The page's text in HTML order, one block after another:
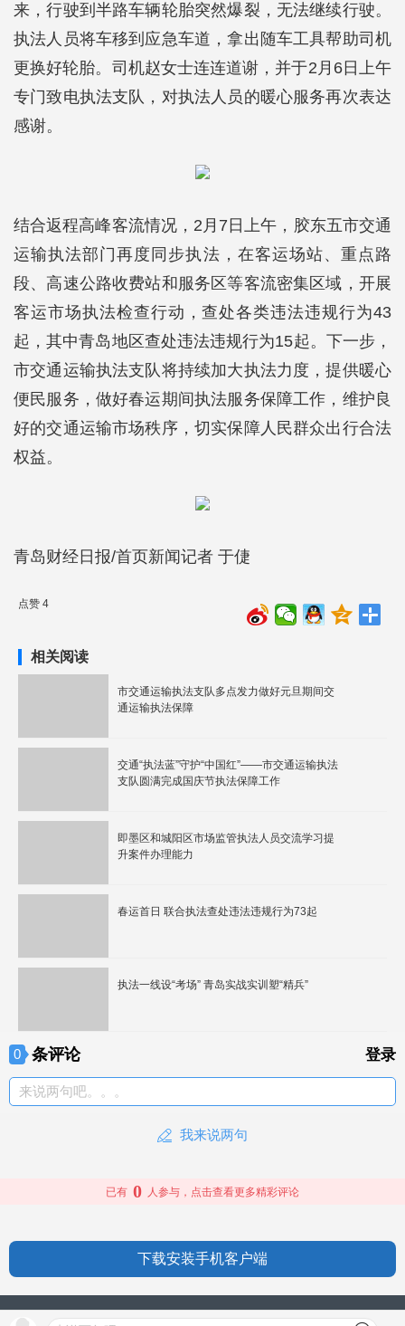
来，行驶到半路车辆轮胎突然爆裂，无法继续行驶。
执法人员将车移到应急车道，拿出随车工具帮助司机
更换好轮胎。司机赵女士连连道谢，并于2月6日上午
专门致电执法支队，对执法人员的暖心服务再次表达
感谢。
结合返程高峰客流情况，2月7日上午，胶东五市交通
运输执法部门再度同步执法，在客运场站、重点路
段、高速公路收费站和服务区等客流密集区域，开展
客运市场执法检查行动，查处各类违法违规行为43
起，其中青岛地区查处违法违规行为15起。下一步，
市交通运输执法支队将持续加大执法力度，提供暖心
便民服务，做好春运期间执法服务保障工作，维护良
好的交通运输市场秩序，切实保障人民群众出行合法
权益。
青岛财经日报/首页新闻记者 于倢
点赞 4
相关阅读
市交通运输执法支队多点发力做好元旦期间交
通运输执法保障
交通“执法蓝”守护“中国红”——市交通运输执法
支队圆满完成国庆节执法保障工作
即墨区和城阳区市场监管执法人员交流学习提
升案件办理能力
春运首日 联合执法查处违法违规行为73起
执法一线设“考场” 青岛实战实训塑“精兵”
0 条评论 登录
来说两句吧。。。
我来说两句
已有 0 人参与，点击查看更多精彩评论
下载安装手机客户端
授权信息